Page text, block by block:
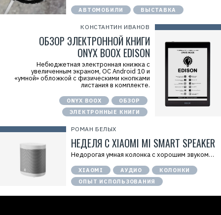
АВТОМОБИЛИ ВЫСТАВКА
КОНСТАНТИН ИВАНОВ
ОБЗОР ЭЛЕКТРОННОЙ КНИГИ
ONYX BOOX EDISON
Небюджетная электронная книжка с
увеличенным экраном, ОС Android 10 и
«умной» обложкой с физическими кнопками
листания в комплекте.
ONYX BOOX
ОБЗОР
ЭЛЕКТРОННЫЕ КНИГИ
РОМАН БЕЛЫХ
НЕДЕЛЯ С XIAOMI MI SMART SPEAKER
Недорогая умная колонка с хорошим звуком…
XIAOMI АУДИО
КОЛОНКИ
ОПЫТ ИСПОЛЬЗОВАНИЯ